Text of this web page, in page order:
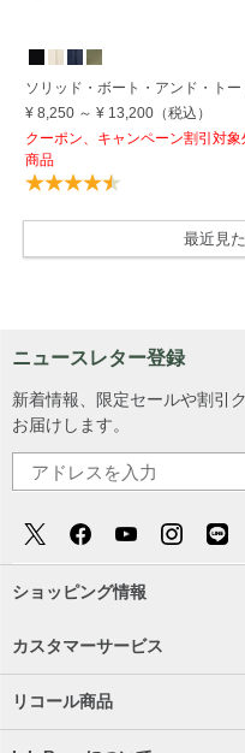
ソリッド・ボート・アンド・トー
¥ 8,250～ ¥ 13,200（税込）
クーポン、キャンペーン割引対象
商品
最近見
ニュースレター登録
新着情報、限定セールや割引
お届けします。
ショッピング情報
カスタマーサービス
リコール商品